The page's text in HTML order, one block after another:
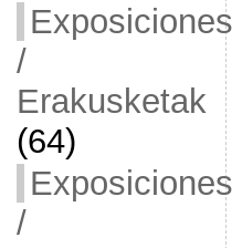
Exposiciones
/
Erakusketak
(64)
Exposiciones
/